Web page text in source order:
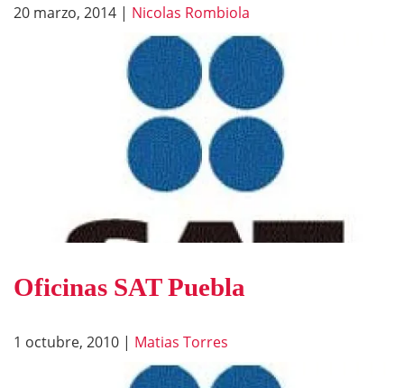
20 marzo, 2014 | Nicolas Rombiola
Oficinas SAT Puebla
1 octubre, 2010 | Matias Torres